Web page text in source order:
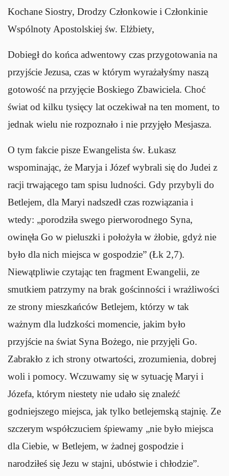
Kochane Siostry, Drodzy Członkowie i Członkinie
Wspólnoty Apostolskiej św. Elżbiety,
Dobiegł do końca adwentowy czas przygotowania na
przyjście Jezusa, czas w którym wyrażałyśmy naszą
gotowość na przyjęcie Boskiego Zbawiciela. Choć
świat od kilku tysięcy lat oczekiwał na ten moment, to
jednak wielu nie rozpoznało i nie przyjęło Mesjasza.
O tym fakcie pisze Ewangelista św. Łukasz
wspominając, że Maryja i Józef wybrali się do Judei z
racji trwającego tam spisu ludności. Gdy przybyli do
Betlejem, dla Maryi nadszedł czas rozwiązania i
wtedy: „porodziła swego pierworodnego Syna,
owinęła Go w pieluszki i położyła w żłobie, gdyż nie
było dla nich miejsca w gospodzie” (Łk 2,7).
Niewątpliwie czytając ten fragment Ewangelii, ze
smutkiem patrzymy na brak gościnności i wrażliwości
ze strony mieszkańców Betlejem, którzy w tak
ważnym dla ludzkości momencie, jakim było
przyjście na świat Syna Bożego, nie przyjęli Go.
Zabrakło z ich strony otwartości, zrozumienia, dobrej
woli i pomocy. Wczuwamy się w sytuację Maryi i
Józefa, którym niestety nie udało się znaleźć
godniejszego miejsca, jak tylko betlejemską stajnię. Ze
szczerym współczuciem śpiewamy „nie było miejsca
dla Ciebie, w Betlejem, w żadnej gospodzie i
narodziłeś się Jezu w stajni, ubóstwie i chłodzie”.